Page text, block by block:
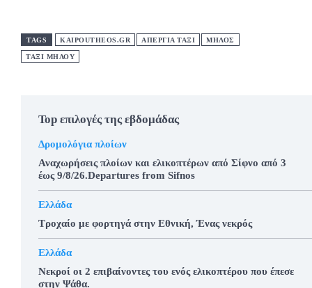
TAGS KAIPOUTHEOS.GR ΑΠΕΡΓΙΑ ΤΑΞΙ ΜΗΛΟΣ
ΤΑΞΙ ΜΗΛΟΥ
Top επιλογές της εβδομάδας
Δρομολόγια πλοίων
Αναχωρήσεις πλοίων και ελικοπτέρων από Σίφνο από 3
έως 9/8/26.Departures from Sifnos
Ελλάδα
Τροχαίο με φορτηγά στην Εθνική, Ένας νεκρός
Ελλάδα
Νεκροί οι 2 επιβαίνοντες του ενός ελικοπτέρου που έπεσε
στην Ψάθα.